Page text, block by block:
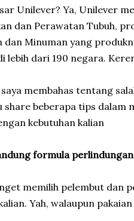
Unilever? Ya, Unilever
dan Perawatan Tubuh,
dan Minuman yang
lebih dari 190 negara.
saya membahas tentang
share beberapa tips dalam
kebutuhan kalian
formula
memilih pelembut dan
Yah, walaupun